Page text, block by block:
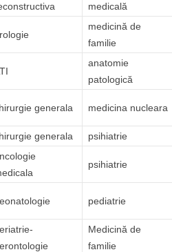
medicală
medicină de
familie
anatomie
patologică
generala medicina nucleara
generala psihiatrie
psihiatrie
pediatrie
Medicină de
familie